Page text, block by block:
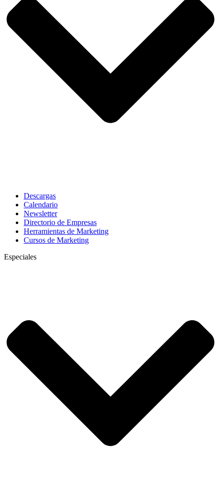
Descargas
Calendario
Newsletter
Directorio de Empresas
Herramientas de Marketing
Cursos de Marketing
Especiales